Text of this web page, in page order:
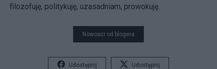
filozofuję, politykuję, uzasadniam, prowokuję.
Nowości od blogera
Udostępnij Udostępnij